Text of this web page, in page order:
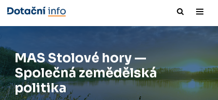
Přeskočit
obsah
MAS Stolové hory —
Společná zemědělská
politika